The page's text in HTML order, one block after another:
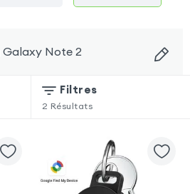
Galaxy Note 2
Filtres
2 Résultats